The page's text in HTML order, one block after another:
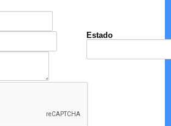
Estado